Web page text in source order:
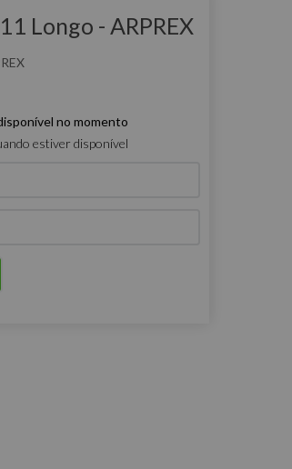
Longo - ARPREX
no momento
estiver disponível